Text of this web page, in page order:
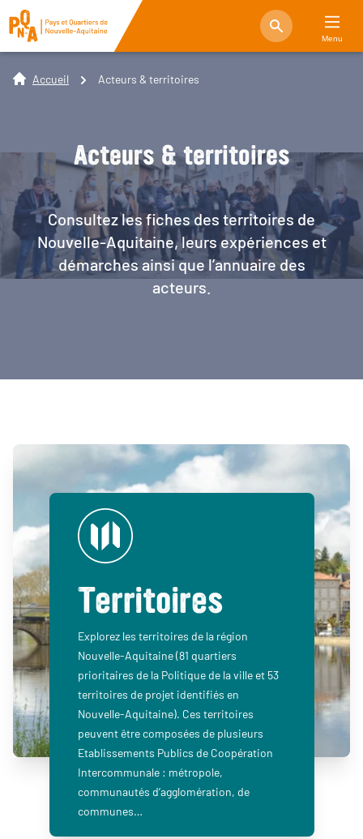
Menu
Accueil Acteurs & territoires
Acteurs & territoires
Consultez les fiches des territoires de
Nouvelle-Aquitaine, leurs expériences et
démarches ainsi que l’annuaire des
acteurs.
Territoires
Explorez les territoires de la région
Nouvelle-Aquitaine (81 quartiers
prioritaires de la Politique de la ville et 53
territoires de projet identifiés en
Nouvelle-Aquitaine). Ces territoires
peuvent être composées de plusieurs
Etablissements Publics de Coopération
Intercommunale : métropole,
communautés d’agglomération, de
communes…